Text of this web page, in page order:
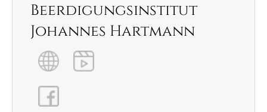
Beerdigungsinstitut
Johannes Hartmann